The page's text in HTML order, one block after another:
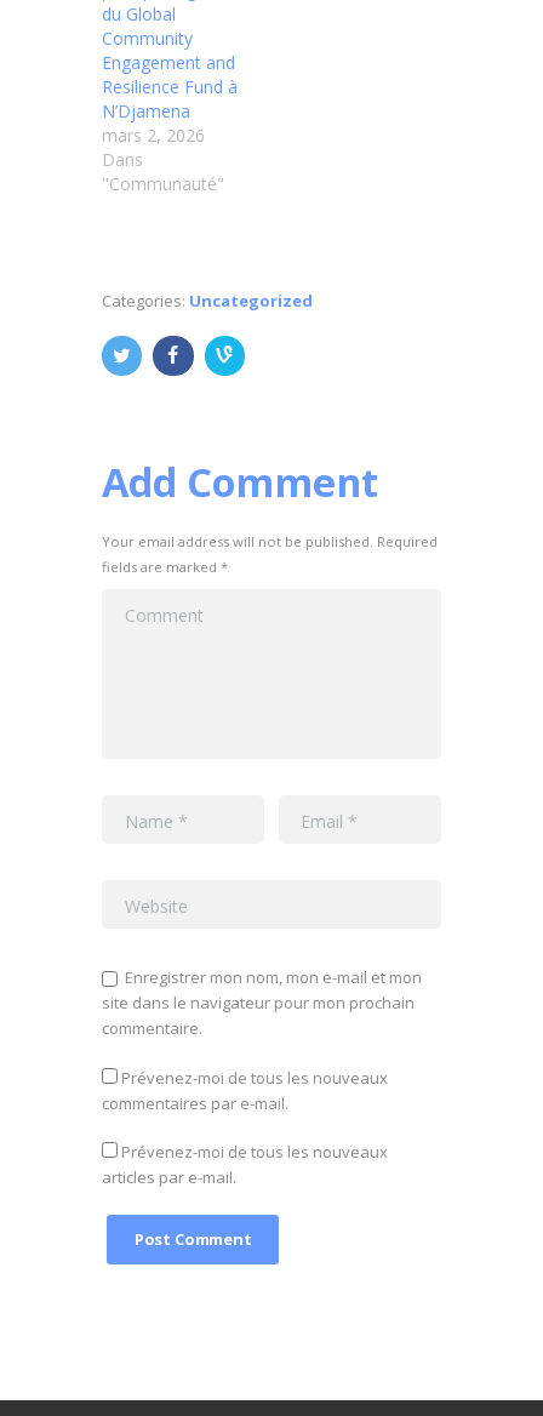
du Global
Community
Engagement and
Resilience Fund à
N’Djamena
mars 2, 2026
Dans
"Communauté"
Categories: Uncategorized
Add Comment
Your email address will not be published. Required
fields are marked *
Enregistrer mon nom, mon e-mail et mon
site dans le navigateur pour mon prochain
commentaire.
Prévenez-moi de tous les nouveaux
commentaires par e-mail.
Prévenez-moi de tous les nouveaux
articles par e-mail.